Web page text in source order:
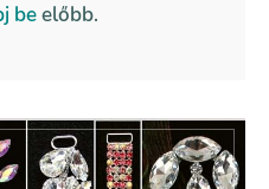
beelőbb.